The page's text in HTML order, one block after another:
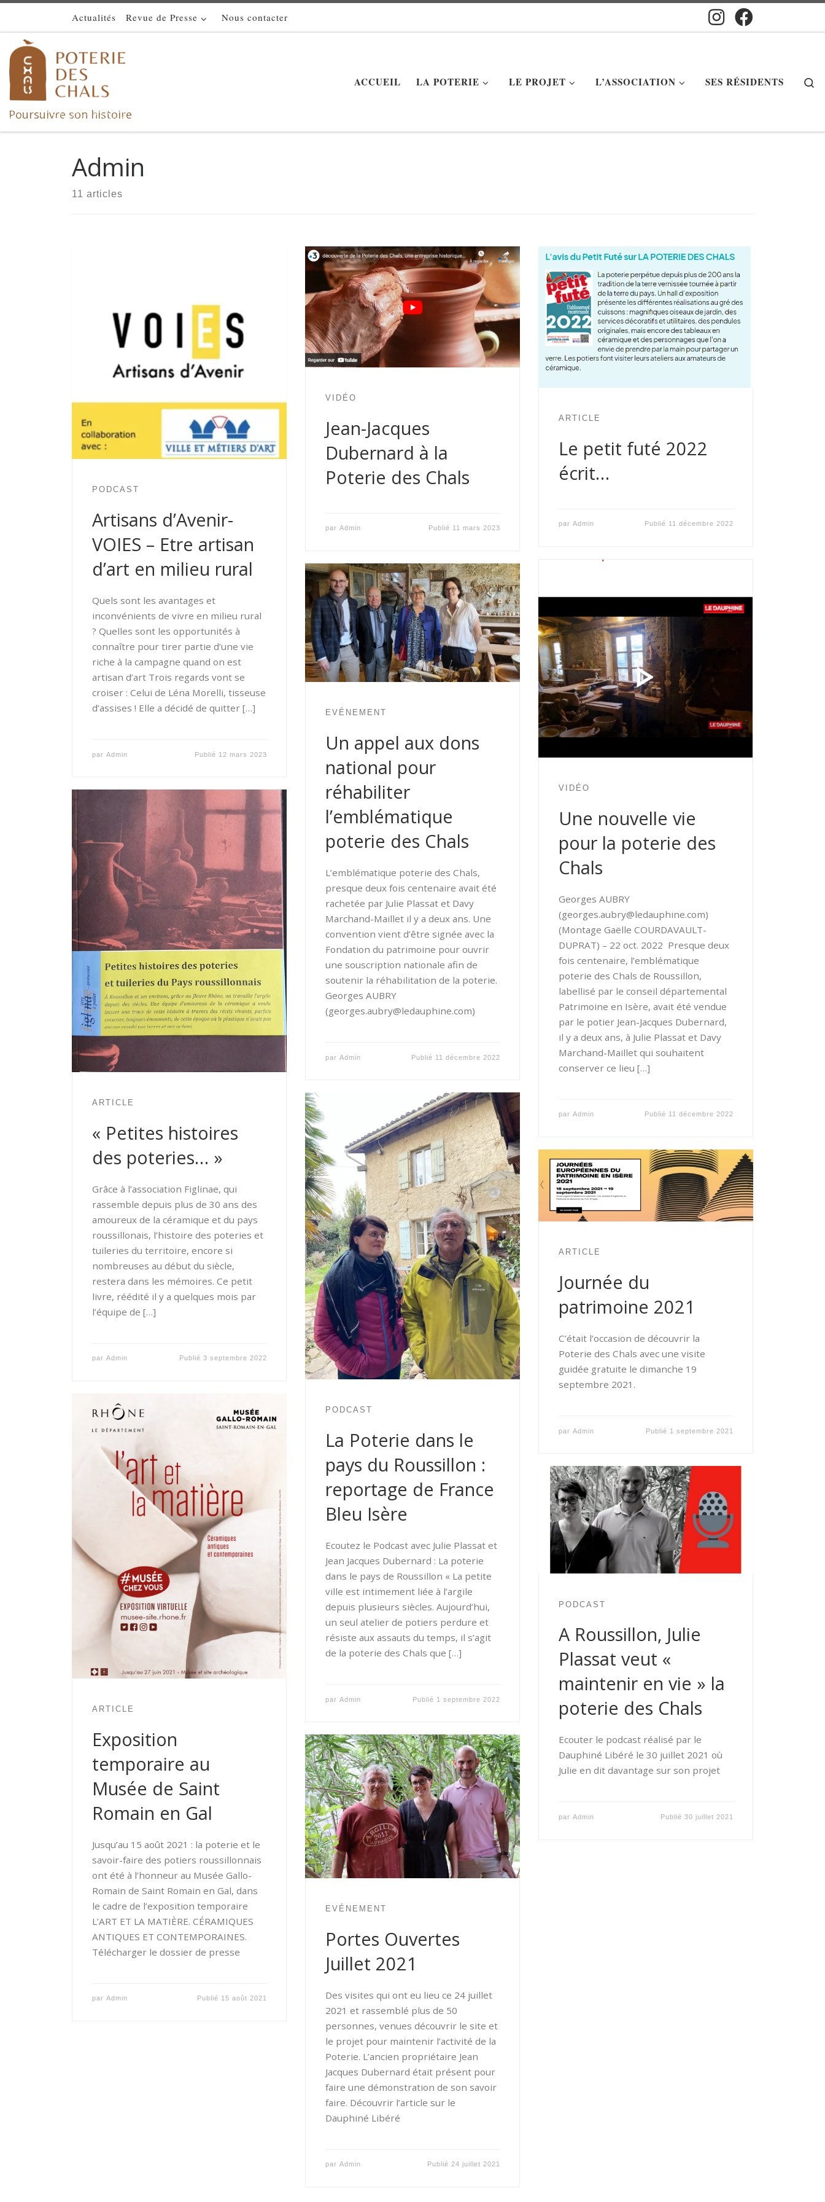
Skip to contentActualités Revue de Presse Nous contacter
Poursuivre son histoire
ACCUEIL LA POTERIE LE PROJET L’ASSOCIATION SES RÉSIDENTS
Admin
11 articles
PODCAST
Artisans d’Avenir-
VOIES – Etre artisan
d’art en milieu rural
Quels sont les avantages et
inconvénients de vivre en milieu rural
? Quelles sont les opportunités à
connaître pour tirer partie d’une vie
riche à la campagne quand on est
artisan d’art Trois regards vont se
croiser : Celui de Léna Morelli, tisseuse
d’assises ! Elle a décidé de quitter […]
par Admin Publié 12 mars 2023
VIDÉO
Jean-Jacques
Dubernard à la
Poterie des Chals
par Admin Publié 11 mars 2023
ARTICLE
Le petit futé 2022
écrit…
par Admin Publié 11 décembre 2022
VIDÉO
Une nouvelle vie
pour la poterie des
Chals
Georges AUBRY
(georges.aubry@ledauphine.com)
(Montage Gaëlle COURDAVAULT-
DUPRAT) – 22 oct. 2022 Presque deux
fois centenaire, l’emblématique
poterie des Chals de Roussillon,
labellisé par le conseil départemental
Patrimoine en Isère, avait été vendue
par le potier Jean-Jacques Dubernard,
il y a deux ans, à Julie Plassat et Davy
Marchand-Maillet qui souhaitent
conserver ce lieu […]
par Admin Publié 11 décembre 2022
EVÉNEMENT
Un appel aux dons
national pour
réhabiliter
l’emblématique
poterie des Chals
L’emblématique poterie des Chals,
presque deux fois centenaire avait été
rachetée par Julie Plassat et Davy
Marchand-Maillet il y a deux ans. Une
convention vient d’être signée avec la
Fondation du patrimoine pour ouvrir
une souscription nationale afin de
soutenir la réhabilitation de la poterie.
Georges AUBRY
(georges.aubry@ledauphine.com)
par Admin Publié 11 décembre 2022
ARTICLE
« Petites histoires
des poteries… »
Grâce à l’association Figlinae, qui
rassemble depuis plus de 30 ans des
amoureux de la céramique et du pays
roussillonais, l’histoire des poteries et
tuileries du territoire, encore si
nombreuses au début du siècle,
restera dans les mémoires. Ce petit
livre, réédité il y a quelques mois par
l’équipe de […]
par Admin Publié 3 septembre 2022
PODCAST
La Poterie dans le
pays du Roussillon :
reportage de France
Bleu Isère
Ecoutez le Podcast avec Julie Plassat et
Jean Jacques Dubernard : La poterie
dans le pays de Roussillon « La petite
ville est intimement liée à l’argile
depuis plusieurs siècles. Aujourd’hui,
un seul atelier de potiers perdure et
résiste aux assauts du temps, il s’agit
de la poterie des Chals que […]
par Admin Publié 1 septembre 2022
ARTICLE
Journée du
patrimoine 2021
C’était l’occasion de découvrir la
Poterie des Chals avec une visite
guidée gratuite le dimanche 19
septembre 2021.
par Admin Publié 1 septembre 2021
ARTICLE
Exposition
temporaire au
Musée de Saint
Romain en Gal
Jusqu’au 15 août 2021 : la poterie et le
savoir-faire des potiers roussillonnais
ont été à l’honneur au Musée Gallo-
Romain de Saint Romain en Gal, dans
le cadre de l’exposition temporaire
L’ART ET LA MATIÈRE. CÉRAMIQUES
ANTIQUES ET CONTEMPORAINES.
Télécharger le dossier de presse
par Admin Publié 15 août 2021
PODCAST
A Roussillon, Julie
Plassat veut «
maintenir en vie » la
poterie des Chals
Ecouter le podcast réalisé par le
Dauphiné Libéré le 30 juillet 2021 où
Julie en dit davantage sur son projet
par Admin Publié 30 juillet 2021
EVÉNEMENT
Portes Ouvertes
Juillet 2021
Des visites qui ont eu lieu ce 24 juillet
2021 et rassemblé plus de 50
personnes, venues découvrir le site et
le projet pour maintenir l’activité de la
Poterie. L’ancien propriétaire Jean
Jacques Dubernard était présent pour
faire une démonstration de son savoir
faire. Découvrir l’article sur le
Dauphiné Libéré
par Admin Publié 24 juillet 2021